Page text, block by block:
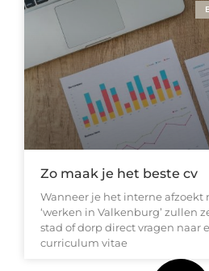
Zo maak je het beste cv
Wanneer je het interne afzoekt
‘werken in Valkenburg’ zullen
stad of dorp direct vragen naar
curriculum vitae